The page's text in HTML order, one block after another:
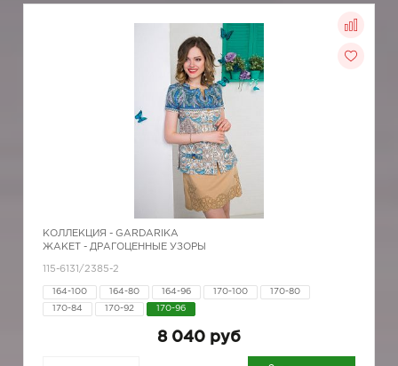
КОЛЛЕКЦИЯ - GARDARIKA
ЖАКЕТ - ДРАГОЦЕННЫЕ УЗОРЫ
115-6131/2385-2
164-100 164-80 164-96 170-100 170-80
170-84 170-92 170-96
8 040 руб